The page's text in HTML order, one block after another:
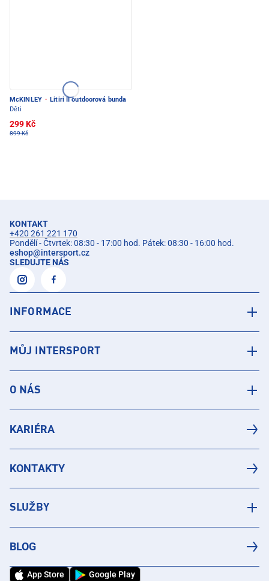
McKINLEY · Litiri II outdoorová bunda
Děti
299 Kč
899 Kč
KONTAKT
+420 261 221 170
Pondělí - Čtvrtek: 08:30 - 17:00 hod. Pátek: 08:30 - 16:00 hod.
eshop@intersport.cz
SLEDUJTE NÁS
INFORMACE
MŮJ INTERSPORT
O NÁS
KARIÉRA
KONTAKTY
SLUŽBY
BLOG
App Store Google Play